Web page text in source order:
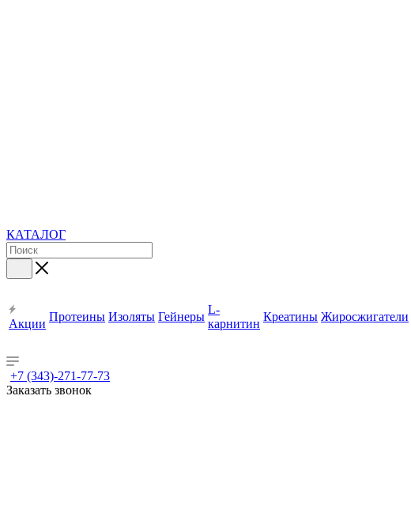
КАТАЛОГ
Акции
Протеины Изоляты Гейнеры
L-
карнитин
Креатины Жиросжигатели
+7 (343)-271-77-73
Заказать звонок